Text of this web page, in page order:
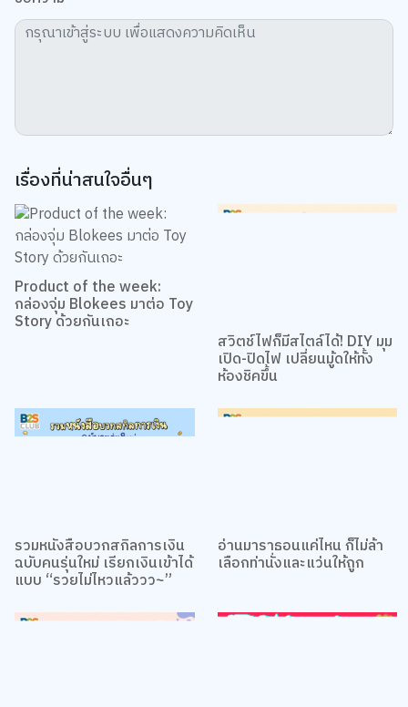
เรื่องที่น่าสนใจอื่นๆ
Product of the week:
กล่องจุ่ม Blokees มาต่อ Toy
Story ด้วยกันเถอะ
สวิตช์ไฟก็มีสไตล์ได้! DIY มุม
เปิด-ปิดไฟ เปลี่ยนมู้ดให้ทั้ง
ห้องชิคขึ้น
รวมหนังสือบวกสกิลการเงิน
ฉบับคนรุ่นใหม่ เรียกเงินเข้าได้
แบบ “รวยไม่ไหวแล้ววว~”
อ่านมาราธอนแค่ไหน ก็ไม่ล้า
เลือกท่านั่งและแว่นให้ถูก